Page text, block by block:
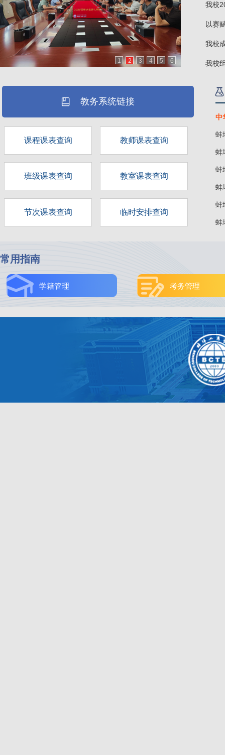
1 2 3 4 5 6
我校
以赛
我校
我校
教务系统链接
课程课表查询 教师课表查询
班级课表查询 教室课表查询
节次课表查询 临时安排查询
中
蚌
蚌
蚌
蚌
蚌
蚌
常用指南
学籍管理 考务管理